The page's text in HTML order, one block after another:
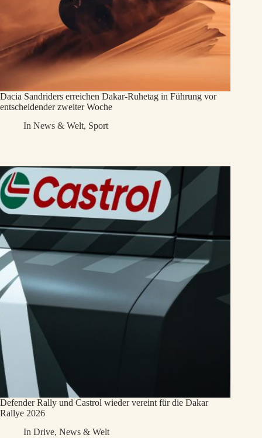
Dacia Sandriders erreichen Dakar-Ruhetag in Führung vor
entscheidender zweiter Woche
In News & Welt, Sport
Defender Rally und Castrol wieder vereint für die Dakar
Rallye 2026
In Drive,News & Welt